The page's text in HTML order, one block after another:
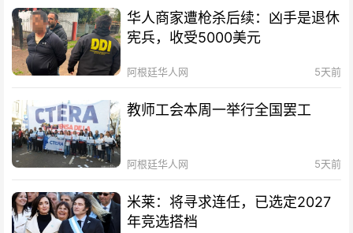
华人商家遭枪杀后续：凶手是退休
宪兵，收受5000美元
阿根廷华人网 5天前
教师工会本周一举行全国罢工
阿根廷华人网 5天前
米莱：将寻求连任，已选定2027
年竞选搭档